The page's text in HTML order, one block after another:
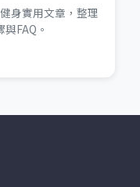
身實用文章，整理
FAQ。